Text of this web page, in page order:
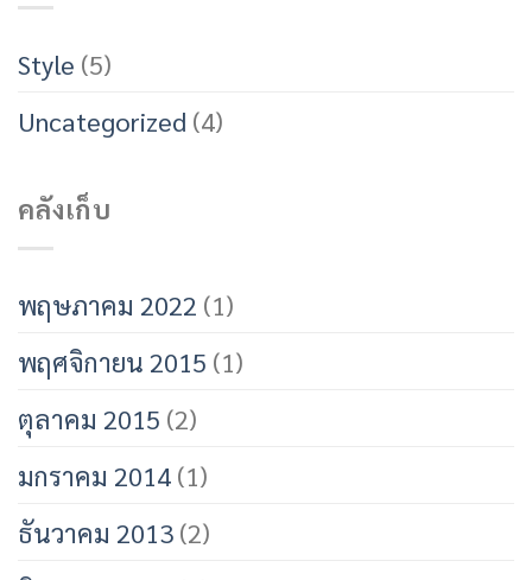
Style (5)
Uncategorized (4)
คลังเก็บ
พฤษภาคม 2022 (1)
พฤศจิกายน 2015 (1)
ตุลาคม 2015 (2)
มกราคม 2014 (1)
ธันวาคม 2013 (2)